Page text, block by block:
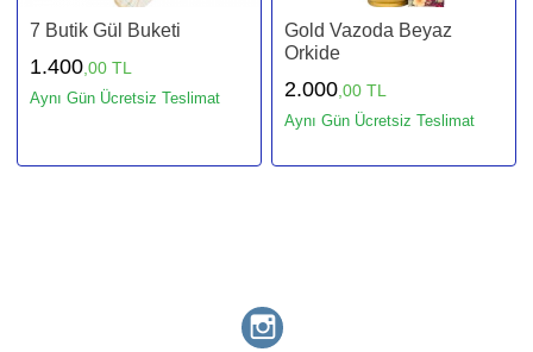
7 Butik Gül Buketi
1.400 ,00 TL
Aynı Gün Ücretsiz Teslimat
Gold Vazoda Beyaz
Orkide
2.000 ,00 TL
Aynı Gün Ücretsiz Teslimat